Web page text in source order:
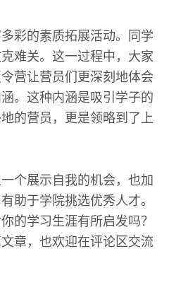
彩的素质拓展活动。同学
难关。这一过程中，大家
营让营员们更深刻地体会
。这种内涵是吸引学子的
的营员，更是领略到了上
个展示自我的机会，也加
助于学院挑选优秀人才。
的学习生涯有所启发吗？
章，也欢迎在评论区交流